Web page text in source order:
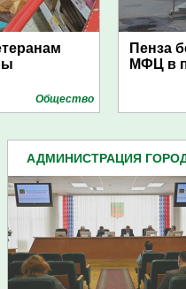
Общество
Пенза
МФЦ в
АДМИНИСТРАЦИЯ